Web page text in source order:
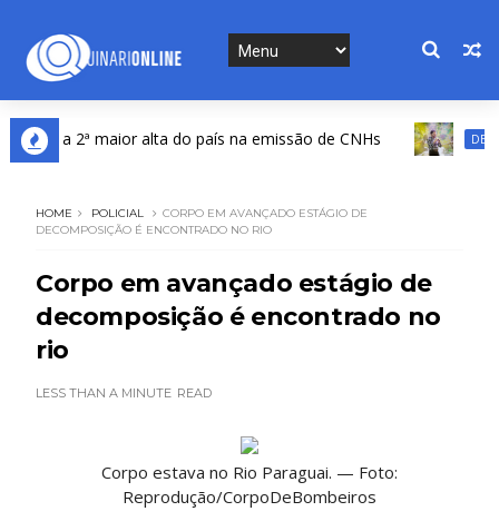
a 2ª maior alta do país na emissão de CNHs
HOME POLICIAL
CORPO EM AVANÇADO ESTÁGIO DE
DECOMPOSIÇÃO É ENCONTRADO NO RIO
Corpo em avançado estágio de
decomposição é encontrado no
rio
LESS THAN A MINUTE READ
Corpo estava no Rio Paraguai. — Foto:
Reprodução/CorpoDeBombeiros